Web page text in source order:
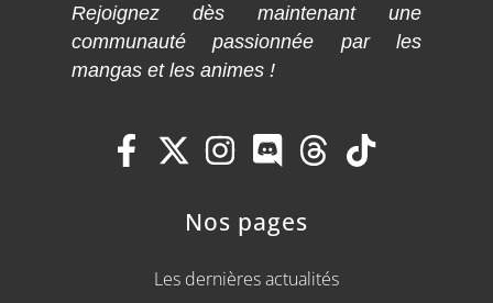
Rejoignez dès maintenant une
communauté passionnée par les
mangas et les animes !
Nos pages
Les dernières actualités